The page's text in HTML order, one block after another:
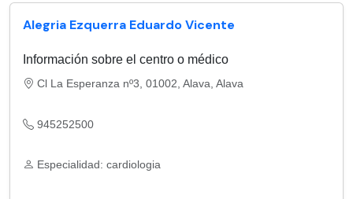
Alegria Ezquerra Eduardo Vicente
Información sobre el centro o médico
Cl La Esperanza nº3, 01002, Alava, Alava
945252500
Especialidad: cardiologia